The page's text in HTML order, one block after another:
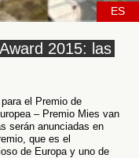
ES
2015: las
el Premio de
– Premio Mies van
serán anunciadas en
que es el
de Europa y uno de